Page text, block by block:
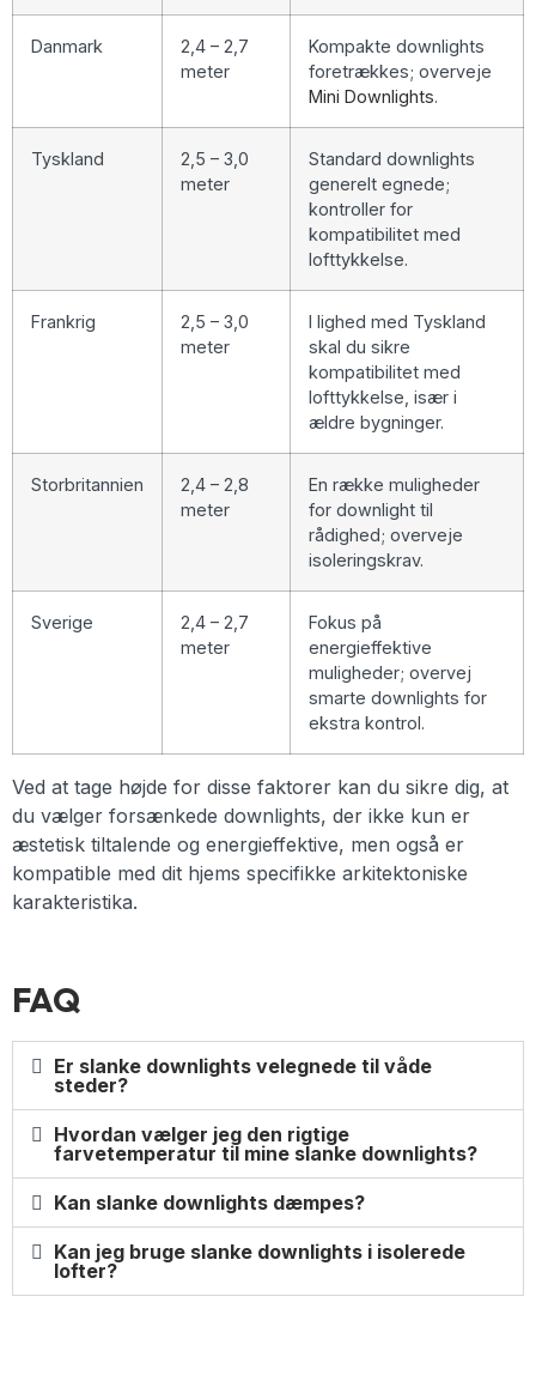
Danmark
2,4 – 2,7
meter
Kompakte downlights
foretrækkes; overveje
Mini Downlights.
Tyskland
2,5 – 3,0
meter
Standard downlights
generelt egnede;
kontroller for
kompatibilitet med
lofttykkelse.
Frankrig
2,5 – 3,0
meter
I lighed med Tyskland
skal du sikre
kompatibilitet med
lofttykkelse, især i
ældre bygninger.
Storbritannien
2,4 – 2,8
meter
En række muligheder
for downlight til
rådighed; overveje
isoleringskrav.
Sverige
2,4 – 2,7
meter
Fokus på
energieffektive
muligheder; overvej
smarte downlights for
ekstra kontrol.
Ved at tage højde for disse faktorer kan du sikre dig, at
du vælger forsænkede downlights, der ikke kun er
æstetisk tiltalende og energieffektive, men også er
kompatible med dit hjems specifikke arkitektoniske
karakteristika.
FAQ
Er slanke downlights velegnede til våde
steder?
Hvordan vælger jeg den rigtige
farvetemperatur til mine slanke downlights?
Kan slanke downlights dæmpes?
Kan jeg bruge slanke downlights i isolerede
lofter?